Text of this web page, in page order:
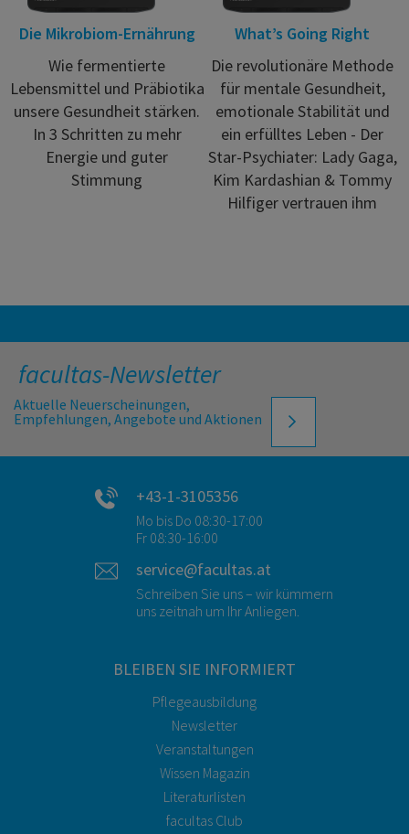
Die Mikrobiom-Ernährung
Wie fermentierte
Lebensmittel und Präbiotika
unsere Gesundheit stärken.
In 3 Schritten zu mehr
Energie und guter
Stimmung
What’s Going Right
Die revolutionäre Methode
für mentale Gesundheit,
emotionale Stabilität und
ein erfülltes Leben - Der
Star-Psychiater: Lady Gaga,
Kim Kardashian & Tommy
Hilfiger vertrauen ihm
facultas-Newsletter
Aktuelle Neuerscheinungen,
Empfehlungen, Angebote und Aktionen
+43-1-3105356
Mo bis Do 08:30-17:00
Fr 08:30-16:00
service@facultas.at
Schreiben Sie uns – wir kümmern
uns zeitnah um Ihr Anliegen.
BLEIBEN SIE INFORMIERT
Pflegeausbildung
Newsletter
Veranstaltungen
Wissen Magazin
Literaturlisten
facultas Club